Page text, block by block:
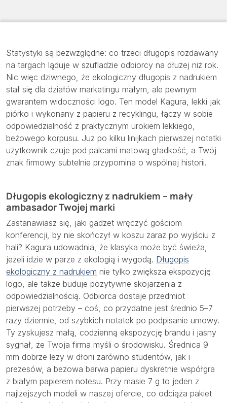
Statystyki są bezwzględne: co trzeci długopis rozdawany
na targach ląduje w szufladzie odbiorcy na dłużej niż rok.
Nic więc dziwnego, że ekologiczny długopis z nadrukiem
stał się dla działów marketingu małym, ale pewnym
gwarantem widoczności logo. Ten model Kagura, lekki jak
piórko i wykonany z papieru z recyklingu, łączy w sobie
odpowiedzialność z praktycznym urokiem lekkiego,
beżowego korpusu. Już po kilku linijkach pierwszej notatki
użytkownik czuje pod palcami matową gładkość, a Twój
znak firmowy subtelnie przypomina o wspólnej historii.
Długopis ekologiczny z nadrukiem – mały
ambasador Twojej marki
Zastanawiasz się, jaki gadżet wręczyć gościom
konferencji, by nie skończył w koszu zaraz po wyjściu z
hali? Kagura udowadnia, że klasyka może być świeża,
jeżeli idzie w parze z ekologią i wygodą. Długopis
ekologiczny z nadrukiem nie tylko zwiększa ekspozycję
logo, ale także buduje pozytywne skojarzenia z
odpowiedzialnością. Odbiorca dostaje przedmiot
pierwszej potrzeby – coś, co przydatne jest średnio 5–7
razy dziennie, od szybkich notatek po podpisanie umowy.
Ty zyskujesz małą, codzienną ekspozycję brandu i jasny
sygnał, że Twoja firma myśli o środowisku. Średnica 9
mm dobrze leży w dłoni zarówno studentów, jak i
prezesów, a beżowa barwa papieru dyskretnie współgra
z białym papierem notesu. Przy masie 7 g to jeden z
najlżejszych modeli w naszej ofercie, co odciąża pakiet